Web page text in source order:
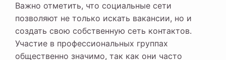
Важно отметить, что социальные сети
позволяют не только искать вакансии, но и
создать свою собственную сеть контактов.
Участие в профессиональных группах
общественно значимо, так как они часто